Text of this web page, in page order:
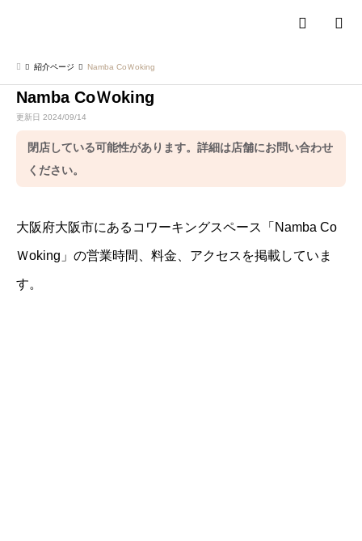
紹介ページ Namba CoＷoking
Namba CoＷoking
更新日 2024/09/14
閉店している可能性があります。詳細は店舗にお問い合わせ
ください。
大阪府大阪市にあるコワーキングスペース「Namba Co
Ｗoking」の営業時間、料金、アクセスを掲載していま
す。